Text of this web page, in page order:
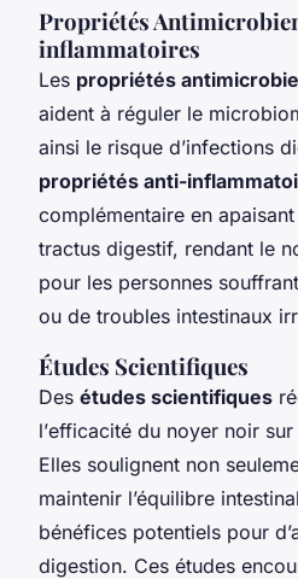
Propriétés
inflammatoires
Les propriétés
aident à réguler le
ainsi le risque d’infections
propriétés anti-
complémentaire en
tractus digestif, rendant le
pour les personnes
ou de troubles intestinaux
Études Scientifiques
Des études scientifiques
l’efficacité du noyer noir
Elles soulignent non
maintenir l’équilibre
bénéfices potentiels pour
digestion. Ces études